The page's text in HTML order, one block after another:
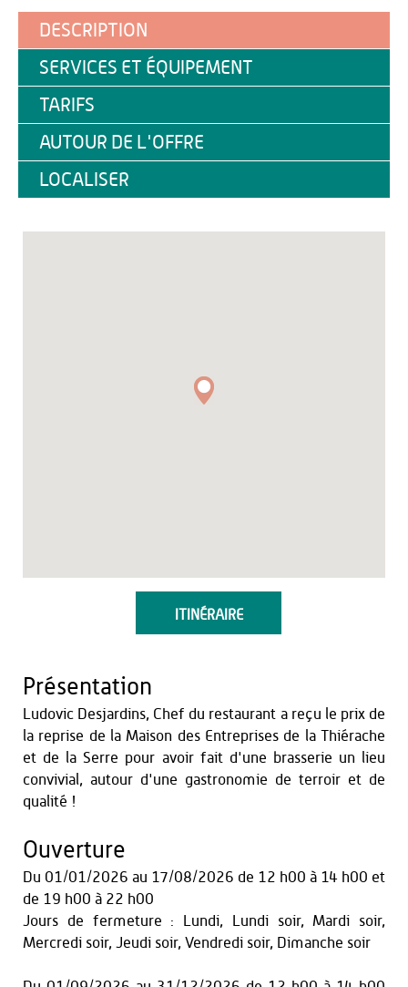
DESCRIPTION
SERVICES ET ÉQUIPEMENT
TARIFS
AUTOUR DE L'OFFRE
LOCALISER
ITINÉRAIRE
Présentation
Ludovic Desjardins, Chef du restaurant a reçu le prix de
la reprise de la Maison des Entreprises de la Thiérache
et de la Serre pour avoir fait d'une brasserie un lieu
convivial, autour d'une gastronomie de terroir et de
qualité !
Ouverture
Du 01/01/2026 au 17/08/2026 de 12 h00 à 14 h00 et
de 19 h00 à 22 h00
Jours de fermeture : Lundi, Lundi soir, Mardi soir,
Mercredi soir, Jeudi soir, Vendredi soir, Dimanche soir